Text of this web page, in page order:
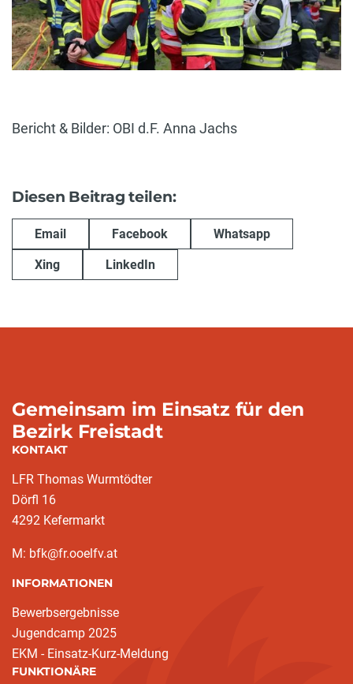
Bericht & Bilder: OBI d.F. Anna Jachs
Diesen Beitrag teilen:
Email Facebook Whatsapp
Xing LinkedIn
Gemeinsam im Einsatz für den
Bezirk Freistadt
KONTAKT
LFR Thomas Wurmtödter
Dörfl 16
4292 Kefermarkt
M: bfk@fr.ooelfv.at
INFORMATIONEN
Bewerbsergebnisse
Jugendcamp 2025
EKM - Einsatz-Kurz-Meldung
FUNKTIONÄRE